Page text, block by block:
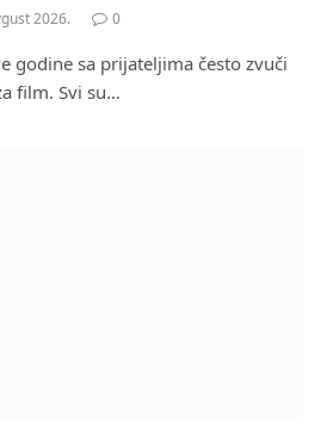
2026. 0
godine sa prijateljima često zvuči
film. Svi su…